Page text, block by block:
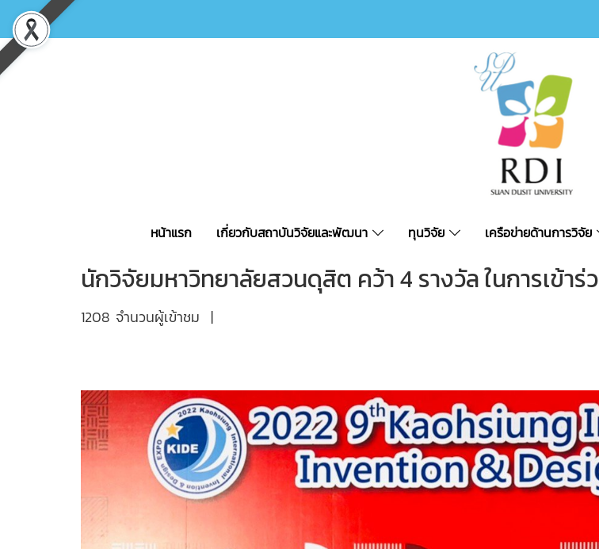
หน้าแรก เกี่ยวกับสถาบันวิจัยและพัฒนา ทุนวิจัย เครือข่ายด้านการวิจัย
นักวิจัยมหาวิทยาลัยสวนดุสิต คว้า 4 รางวัล ในการเข้า
1208 จำนวนผู้เข้าชม |